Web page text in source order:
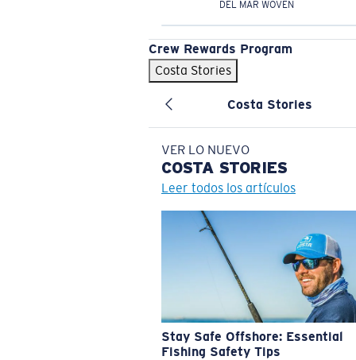
DEL MAR WOVEN
Crew Rewards Program
Costa Stories
Costa Stories
VER LO NUEVO
COSTA STORIES
Leer todos los artículos
Stay Safe Offshore: Essential
Fishing Safety Tips